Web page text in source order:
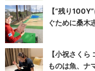
【“残り
ぐために桑木
【小祝さく
ものは魚、ナ